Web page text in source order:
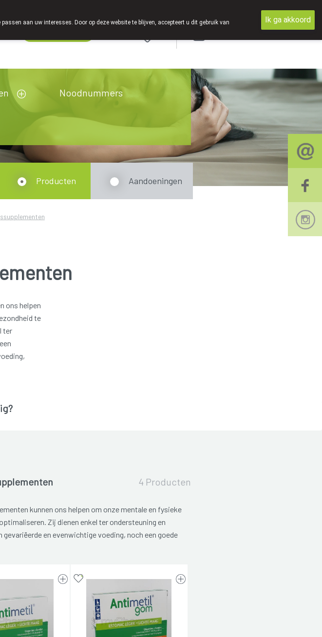
Noodnummers
Producten Aandoeningen
ons helpen
te
ter
4 Producten
kunnen ons helpen om onze mentale en fysieke
Zij dienen enkel ter ondersteuning en
gevariëerde en evenwichtige voeding, noch een goede
aan uw interesses. Door op deze website te blijven, accepteert u dit gebruik van
Ik ga akkoord